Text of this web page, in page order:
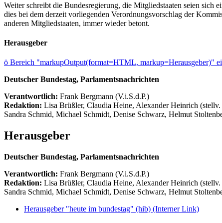
Weiter schreibt die Bundesregierung, die Mitgliedstaaten seien sich
dies bei dem derzeit vorliegenden Verordnungsvorschlag der
anderen Mitgliedstaaten, immer wieder betont.
Herausgeber
ö Bereich "markupOutput(format=HTML, markup=Herausgeber)"
Deutscher Bundestag, Parlamentsnachrichten
Verantwortlich: Frank Bergmann (V.i.S.d.P.)
Redaktion: Lisa Brüßler, Claudia Heine, Alexander Heinrich
Sandra Schmid, Michael Schmidt, Denise Schwarz, Helmut
Herausgeber
Deutscher Bundestag, Parlamentsnachrichten
Verantwortlich: Frank Bergmann (V.i.S.d.P.)
Redaktion: Lisa Brüßler, Claudia Heine, Alexander Heinrich
Sandra Schmid, Michael Schmidt, Denise Schwarz, Helmut
Herausgeber "heute im bundestag" (hib) (Interner Link)